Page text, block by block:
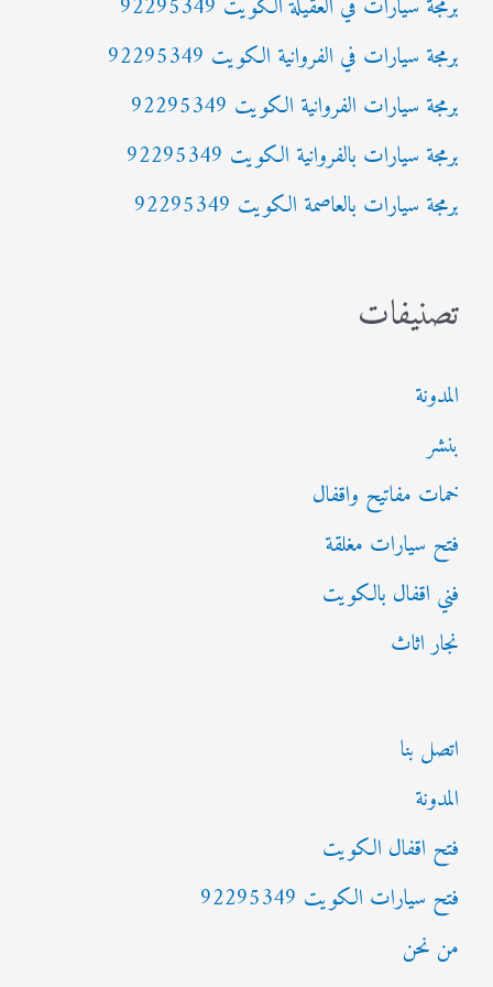
ع
ن
:
برمجة سيارات في العقيلة الكويت 92295349
برمجة سيارات في الفروانية الكويت 92295349
برمجة سيارات الفروانية الكويت 92295349
برمجة سيارات بالفروانية الكويت 92295349
برمجة سيارات بالعاصمة الكويت 92295349
تصنيفات
المدونة
بنشر
خمات مفاتيح واقفال
فتح سيارات مغلقة
فني اقفال بالكويت
نجار اثاث
اتصل بنا
المدونة
فتح اقفال الكويت
فتح سيارات الكويت 92295349
من نحن